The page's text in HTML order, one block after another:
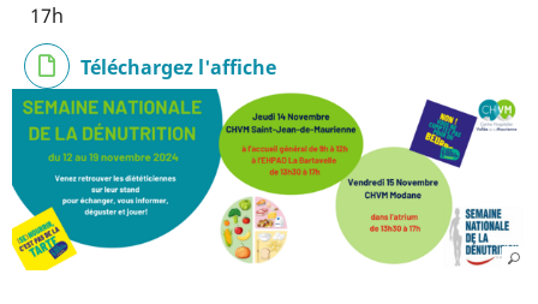
17h
Téléchargez l'affiche